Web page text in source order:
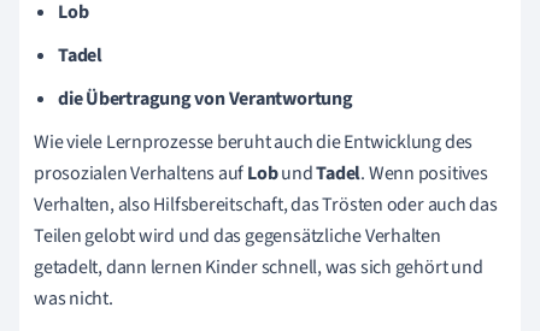
Lob
Tadel
die Übertragung von Verantwortung
Wie viele Lernprozesse beruht auch die Entwicklung des
prosozialen Verhaltens aufLobundTadel. Wenn positives
Verhalten, also Hilfsbereitschaft, das Trösten oder auch das
Teilen gelobt wird und das gegensätzliche Verhalten
getadelt, dann lernen Kinder schnell, was sich gehört und
was nicht.